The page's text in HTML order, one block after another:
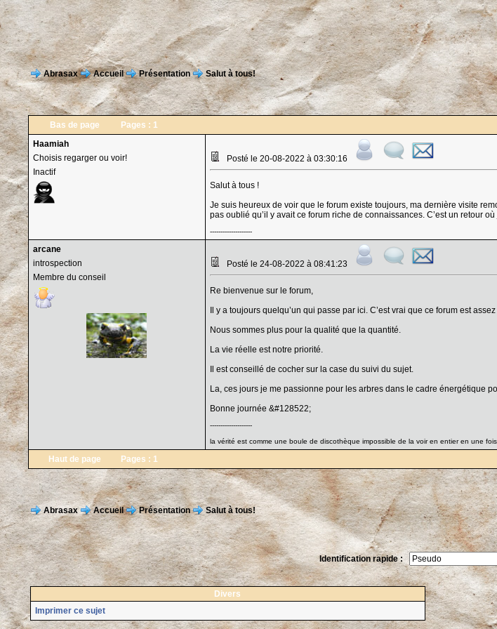
Abrasax Accueil Présentation Salut à tous!
Bas de page Pages : 1
Haamiah
Choisis regarger ou voir!
Inactif
Posté le 20-08-2022 à 03:30:16
Salut à tous !
Je suis heureux de voir que le forum existe toujours, ma dernière visite
pas oublié qu’il y avait ce forum riche de connaissances. C’est un retour
--------------------
arcane
introspection
Membre du conseil
Posté le 24-08-2022 à 08:41:23
Re bienvenue sur le forum,
Il y a toujours quelqu’un qui passe par ici. C’est vrai que ce forum est
Nous sommes plus pour la qualité que la quantité.
La vie réelle est notre priorité.
Il est conseillé de cocher sur la case du suivi du sujet.
La, ces jours je me passionne pour les arbres dans le cadre énergétique
Bonne journée &#128522;
--------------------
la vérité est comme une boule de discothèque impossible de la voir en entier en une fois
Haut de page Pages : 1
Abrasax Accueil Présentation Salut à tous!
Identification rapide :
Divers
Imprimer ce sujet